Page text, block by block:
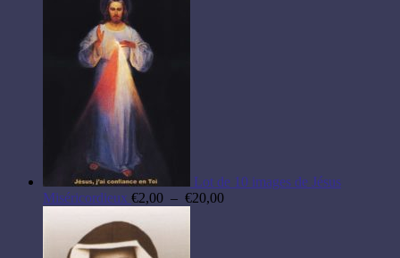
Lot de 10 images de Jésus
Miséricordieux €2,00 – €20,00Plage